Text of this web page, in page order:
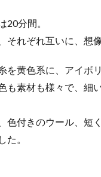
20分間。
それぞれ互いに、想
を黄色系に、アイボ
も素材も様々で、細
色付きのウール、短
た。